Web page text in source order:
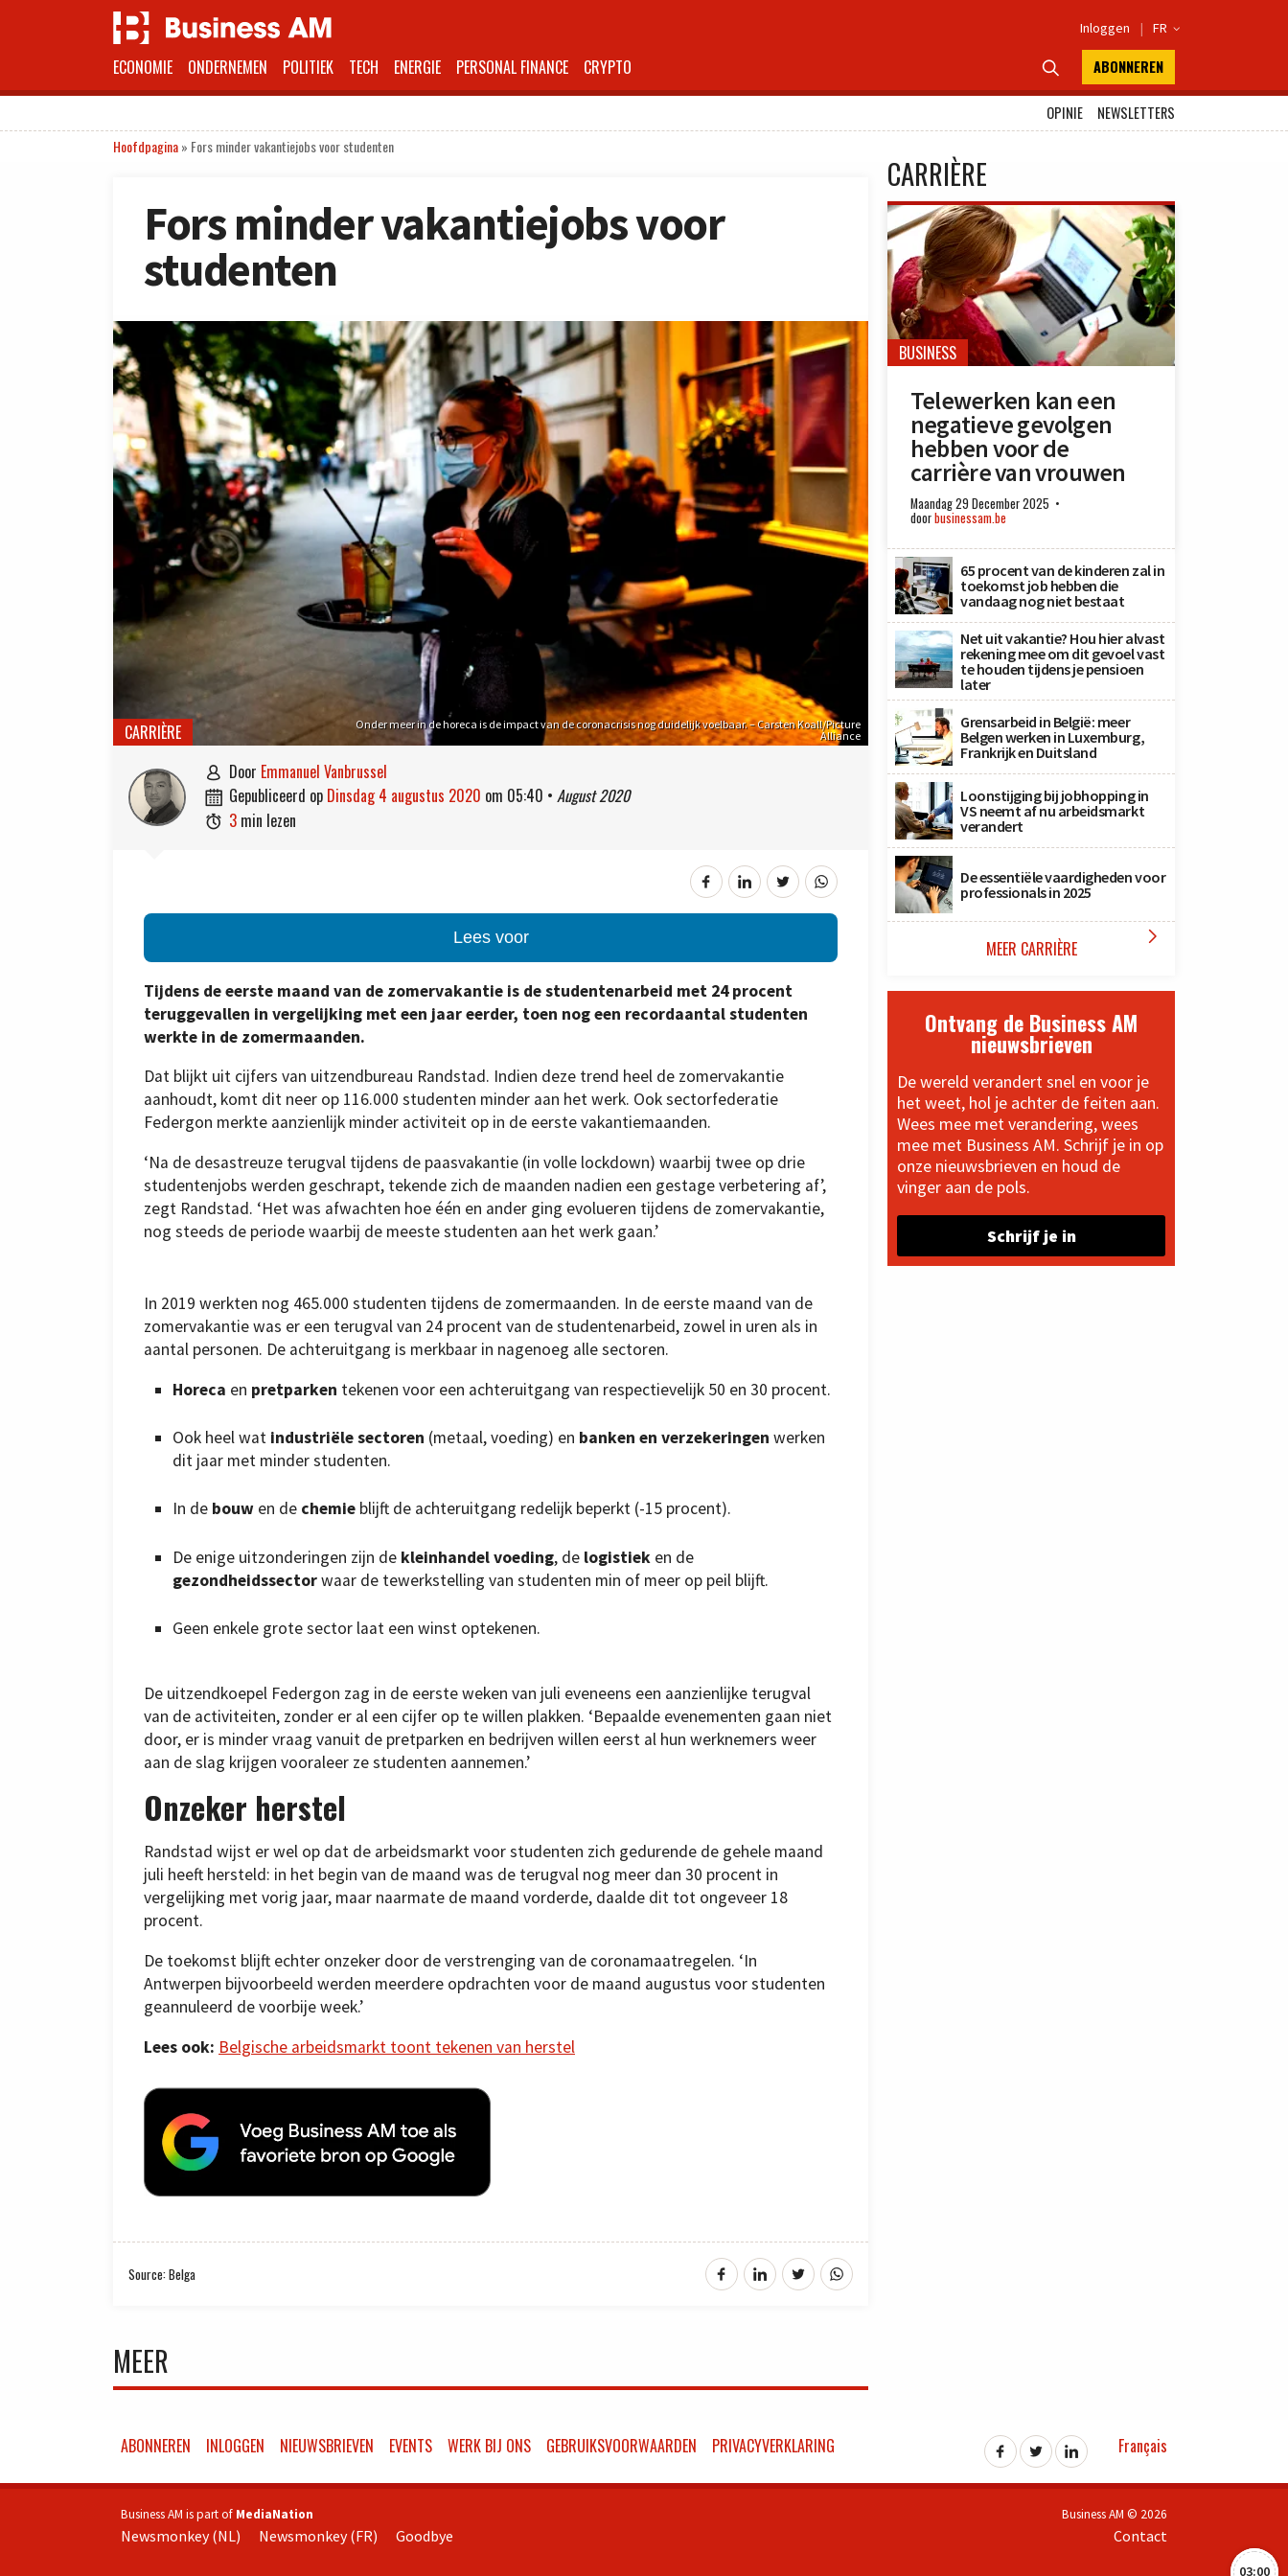
Inloggen | FR 
ECONOMIE ONDERNEMEN POLITIEK TECH ENERGIE PERSONAL FINANCE CRYPTO  ABONNEREN
OPINIE
NEWSLETTERS
Hoofdpagina» Fors minder vakantiejobs voor studenten
Fors minder vakantiejobs voor
studenten
Onder meer in de horeca is de impact van de coronacrisis nog duidelijk voelbaar. – Carsten Koall/Picture
Alliance
CARRIÈRE
 door Emmanuel Vanbrussel
 gepubliceerd op dinsdag 4 augustus 2020 om 05:40 • August 2020
 3 min lezen
Lees voor
Tijdens de eerste maand van de zomervakantie is de studentenarbeid met 24 procent
teruggevallen in vergelijking met een jaar eerder, toen nog een recordaantal studenten
werkte in de zomermaanden.
Dat blijkt uit cijfers van uitzendbureau Randstad. Indien deze trend heel de zomervakantie
aanhoudt, komt dit neer op 116.000 studenten minder aan het werk. Ook sectorfederatie
Federgon merkte aanzienlijk minder activiteit op in de eerste vakantiemaanden.
‘Na de desastreuze terugval tijdens de paasvakantie (in volle lockdown) waarbij twee op drie
studentenjobs werden geschrapt, tekende zich de maanden nadien een gestage verbetering af’,
zegt Randstad. ‘Het was afwachten hoe één en ander ging evolueren tijdens de zomervakantie,
nog steeds de periode waarbij de meeste studenten aan het werk gaan.’
In 2019 werkten nog 465.000 studenten tijdens de zomermaanden. In de eerste maand van de
zomervakantie was er een terugval van 24 procent van de studentenarbeid, zowel in uren als in
aantal personen. De achteruitgang is merkbaar in nagenoeg alle sectoren.
Horeca en pretparken tekenen voor een achteruitgang van respectievelijk 50 en 30 procent.
Ook heel wat industriële sectoren (metaal, voeding) en banken en verzekeringen werken
dit jaar met minder studenten.
In de bouw en de chemie blijft de achteruitgang redelijk beperkt (-15 procent).
De enige uitzonderingen zijn de kleinhandel voeding, de logistiek en de
gezondheidssectorwaar de tewerkstelling van studenten min of meer op peil blijft.
Geen enkele grote sector laat een winst optekenen.
De uitzendkoepel Federgon zag in de eerste weken van juli eveneens een aanzienlijke terugval
van de activiteiten, zonder er al een cijfer op te willen plakken. ‘Bepaalde evenementen gaan niet
door, er is minder vraag vanuit de pretparken en bedrijven willen eerst al hun werknemers weer
aan de slag krijgen vooraleer ze studenten aannemen.’
Onzeker herstel
Randstad wijst er wel op dat de arbeidsmarkt voor studenten zich gedurende de gehele maand
juli heeft hersteld: in het begin van de maand was de terugval nog meer dan 30 procent in
vergelijking met vorig jaar, maar naarmate de maand vorderde, daalde dit tot ongeveer 18
procent.
De toekomst blijft echter onzeker door de verstrenging van de coronamaatregelen. ‘In
Antwerpen bijvoorbeeld werden meerdere opdrachten voor de maand augustus voor studenten
geannuleerd de voorbije week.’
Lees ook: Belgische arbeidsmarkt toont tekenen van herstel
Source: Belga
MEER
CARRIÈRE
BUSINESS
Telewerken kan een
negatieve gevolgen
hebben voor de
carrière van vrouwen
Maandag 29 December 2025
doorbusinessam.be
65 procent van de kinderen zal in
toekomst job hebben die
vandaag nog niet bestaat
Net uit vakantie? Hou hier alvast
rekening mee om dit gevoel vast
te houden tijdens je pensioen
later
Grensarbeid in België: meer
Belgen werken in Luxemburg,
Frankrijk en Duitsland
Loonstijging bij jobhopping in
VS neemt af nu arbeidsmarkt
verandert
De essentiële vaardigheden voor
professionals in 2025
MEER CARRIÈRE 
Ontvang de Business AM
nieuwsbrieven
De wereld verandert snel en voor je
het weet, hol je achter de feiten aan.
Wees mee met verandering, wees
mee met Business AM. Schrijf je in op
onze nieuwsbrieven en houd de
vinger aan de pols.
Schrijf je in
03:00
ABONNEREN INLOGGEN NIEUWSBRIEVEN EVENTS WERK BIJ ONS GEBRUIKSVOORWAARDEN PRIVACYVERKLARING Français
Business AM is part of MediaNation
Newsmonkey (NL) Newsmonkey (FR) Goodbye
Business AM © 2026
Contact